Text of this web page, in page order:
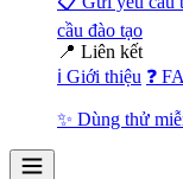
cầu đào tạo
📍 Liên kết
ℹ️ Giới thiệu ❓
✨ Dùng thử